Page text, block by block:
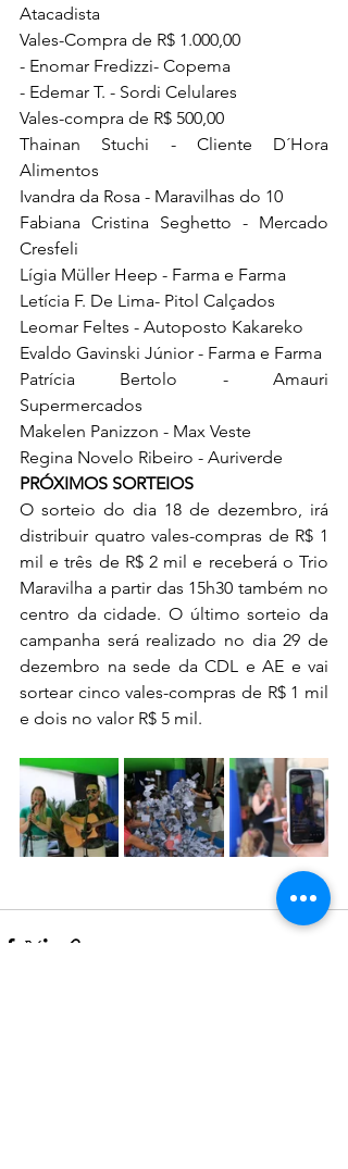
Atacadista
Vales-Compra de R$ 1.000,00
- Enomar Fredizzi- Copema
- Edemar T. - Sordi Celulares
Vales-compra de R$ 500,00
Thainan Stuchi - Cliente D´Hora
Alimentos
Ivandra da Rosa - Maravilhas do 10
Fabiana Cristina Seghetto - Mercado
Cresfeli
Lígia Müller Heep - Farma e Farma
Letícia F. De Lima- Pitol Calçados
Leomar Feltes - Autoposto Kakareko
Evaldo Gavinski Júnior - Farma e Farma
Patrícia Bertolo - Amauri
Supermercados
Makelen Panizzon - Max Veste
Regina Novelo Ribeiro - Auriverde
PRÓXIMOS SORTEIOS
O sorteio do dia 18 de dezembro, irá
distribuir quatro vales-compras de R$ 1
mil e três de R$ 2 mil e receberá o Trio
Maravilha a partir das 15h30 também no
centro da cidade. O último sorteio da
campanha será realizado no dia 29 de
dezembro na sede da CDL e AE e vai
sortear cinco vales-compras de R$ 1 mil
e dois no valor R$ 5 mil.